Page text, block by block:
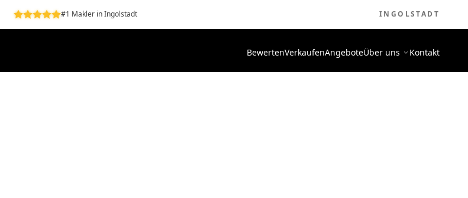
#1 Makler in Ingolstadt INGOLSTADT
BewertenVerkaufenAngeboteÜber uns Kontakt